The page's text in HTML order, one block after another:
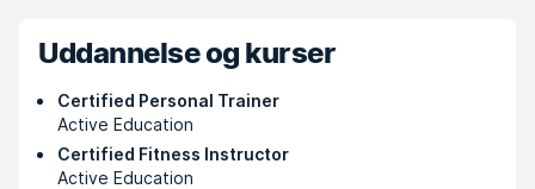
Uddannelse og kurser
Certified Personal Trainer
Active Education
Certified Fitness Instructor
Active Education